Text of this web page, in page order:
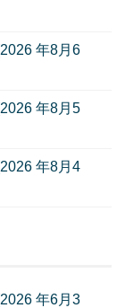
年8月6
年8月5
年8月4
年6月3